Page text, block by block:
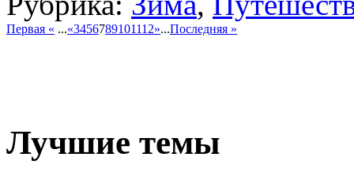
Первая « ...«3456789101112»...Последняя »
Лучшие темы